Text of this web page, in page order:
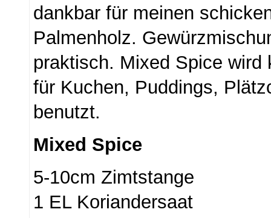
dankbar für meinen
Palmenholz.
praktisch. Mixed Spice wird
für Kuchen, Puddings,
benutzt.
Mixed Spice
5-10cm Zimtstange
1 EL Koriandersaat